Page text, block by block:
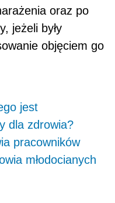
oraz po
jeżeli były
obję­ciem go
jest
dla zdrowia?
pracowników
młodocianych